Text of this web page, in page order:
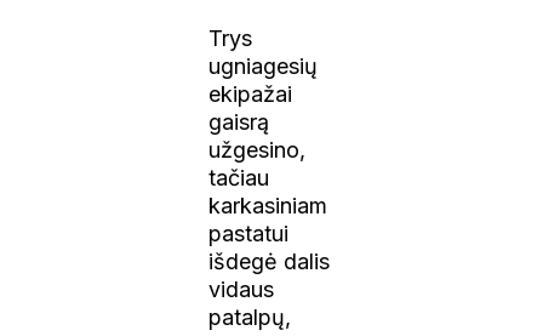
Trys
ugniagesių
ekipažai
gaisrą
užgesino,
tačiau
karkasiniam
pastatui
išdegė dalis
vidaus
patalpų,